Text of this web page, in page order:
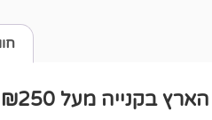
מעל ₪250 לחבילה רגילה